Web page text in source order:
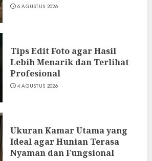
6 AGUSTUS 2026
Tips Edit Foto agar Hasil
Lebih Menarik dan Terlihat
Profesional
4 AGUSTUS 2026
Ukuran Kamar Utama yang
Ideal agar Hunian Terasa
Nyaman dan Fungsional